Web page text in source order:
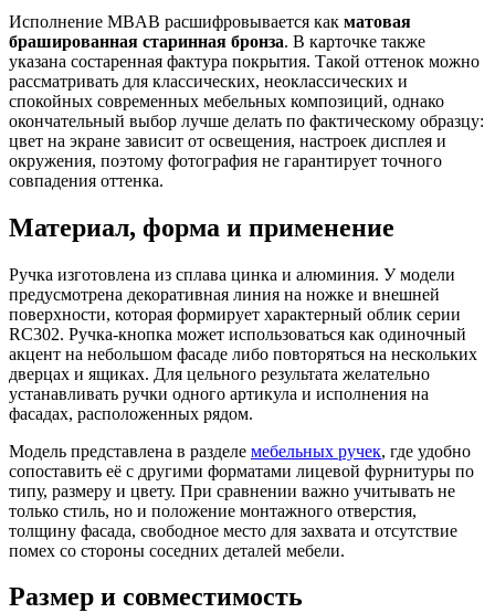
Исполнение MBAB расшифровывается как матовая
брашированная старинная бронза. В карточке также
указана состаренная фактура покрытия. Такой оттенок можно
рассматривать для классических, неоклассических и
спокойных современных мебельных композиций, однако
окончательный выбор лучше делать по фактическому образцу:
цвет на экране зависит от освещения, настроек дисплея и
окружения, поэтому фотография не гарантирует точного
совпадения оттенка.
Материал, форма и применение
Ручка изготовлена из сплава цинка и алюминия. У модели
предусмотрена декоративная линия на ножке и внешней
поверхности, которая формирует характерный облик серии
RC302. Ручка-кнопка может использоваться как одиночный
акцент на небольшом фасаде либо повторяться на нескольких
дверцах и ящиках. Для цельного результата желательно
устанавливать ручки одного артикула и исполнения на
фасадах, расположенных рядом.
Модель представлена в разделе мебельных ручек, где удобно
сопоставить её с другими форматами лицевой фурнитуры по
типу, размеру и цвету. При сравнении важно учитывать не
только стиль, но и положение монтажного отверстия,
толщину фасада, свободное место для захвата и отсутствие
помех со стороны соседних деталей мебели.
Размер и совместимость